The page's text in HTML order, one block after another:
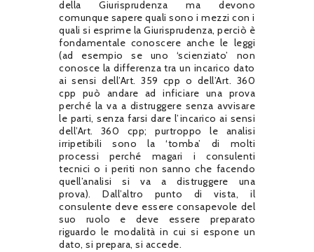
della Giurisprudenza ma devono
comunque sapere quali sono i mezzi con i
quali si esprime la Giurisprudenza, perciò è
fondamentale conoscere anche le leggi
(ad esempio se uno ‘scienziato’ non
conosce la differenza tra un incarico dato
ai sensi dell’Art. 359 cpp o dell’Art. 360
cpp può andare ad inficiare una prova
perché la va a distruggere senza avvisare
le parti, senza farsi dare l’incarico ai sensi
dell’Art. 360 cpp; purtroppo le analisi
irripetibili sono la ‘tomba’ di molti
processi perché magari i consulenti
tecnici o i periti non sanno che facendo
quell’analisi si va a distruggere una
prova). Dall’altro punto di vista, il
consulente deve essere consapevole del
suo ruolo e deve essere preparato
riguardo le modalità in cui si espone un
dato, si prepara, si accede.